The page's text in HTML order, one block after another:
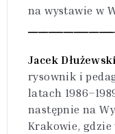
na wystawie w
Jacek Dłużewski
rysownik i
latach
następnie na
Krakowie, gdzie